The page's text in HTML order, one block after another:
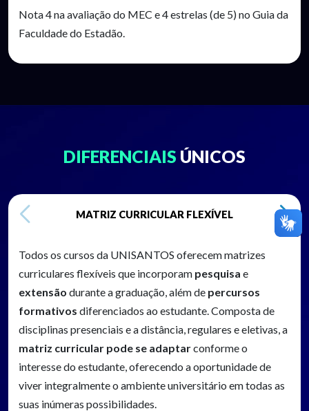
Nota 4 na avaliação do MEC e 4 estrelas (de 5) no Guia da
Faculdade do Estadão.
DIFERENCIAIS ÚNICOS
MATRIZ CURRICULAR FLEXÍVEL
Todos os cursos da UNISANTOS oferecem matrizes
curriculares flexíveis que incorporam pesquisa e
extensão durante a graduação, além de percursos
formativos diferenciados ao estudante. Composta de
disciplinas presenciais e a distância, regulares e eletivas, a
matriz curricular pode se adaptarconforme o
interesse do estudante, oferecendo a oportunidade de
viver integralmente o ambiente universitário em todas as
suas inúmeras possibilidades.